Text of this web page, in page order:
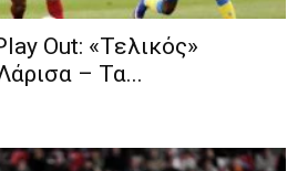
Out: «Τελικός»
– Τα...